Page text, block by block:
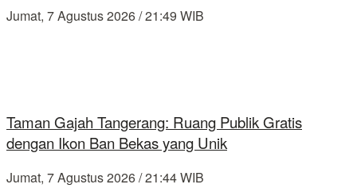
Jumat, 7 Agustus 2026 / 21:49 WIB
Taman Gajah Tangerang: Ruang Publik Gratis
dengan Ikon Ban Bekas yang Unik
Jumat, 7 Agustus 2026 / 21:44 WIB